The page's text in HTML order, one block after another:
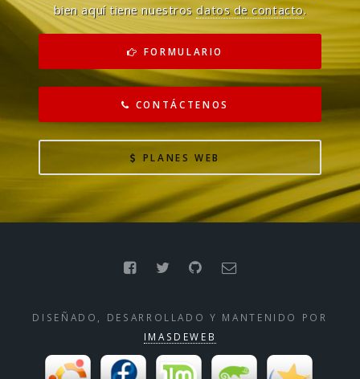
bien aquí tiene nuestrosdatos de contacto.
FORMULARIO
CONTÁCTENOS
PLANES WEB
DISEÑADO, DESARROLLADO Y MANTENIDO POR
IMASDEWEB